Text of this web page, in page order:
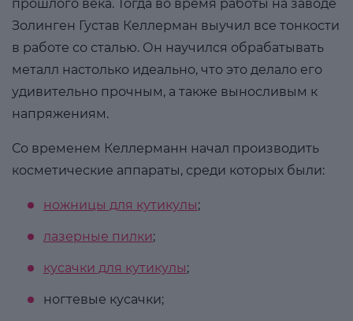
прошлого века. Тогда во время работы на заводе
Золинген Густав Келлерман выучил все тонкости
в работе со сталью. Он научился обрабатывать
металл настолько идеально, что это делало его
удивительно прочным, а также выносливым к
напряжениям.
Со временем Келлерманн начал производить
косметические аппараты, среди которых были:
ножницы для кутикулы;
лазерные пилки;
кусачки для кутикулы;
ногтевые кусачки;